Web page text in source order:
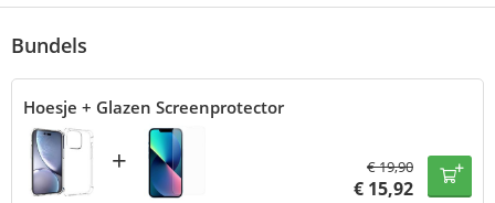
Bundels
Hoesje + Glazen Screenprotector
+ €19,90
€ 15,92